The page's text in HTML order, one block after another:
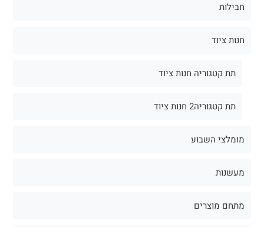
חבילות
חנות ציוד
תת קטגוריה חנות ציוד
תת קטגוריה2 חנות ציוד
מומלצי השבוע
מעשנות
מתחם מוצרים